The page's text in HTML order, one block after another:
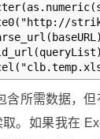
含所需数据，
。如果我在